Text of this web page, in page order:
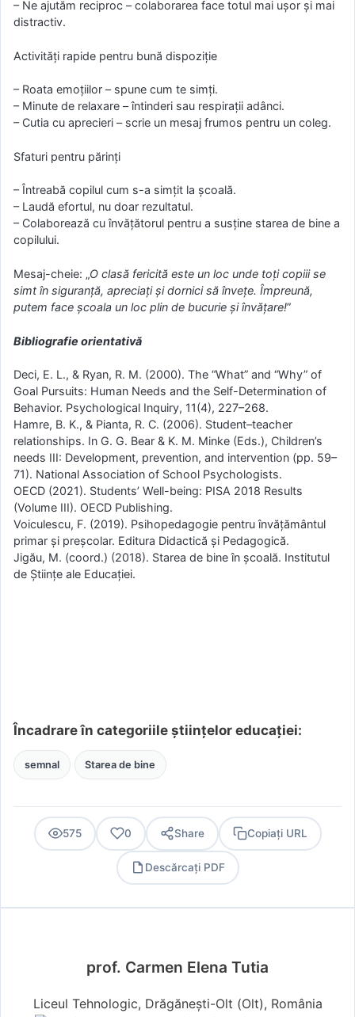
– Ne ajutăm reciproc – colaborarea face totul mai ușor și mai
distractiv.
Activități rapide pentru bună dispoziție
– Roata emoțiilor – spune cum te simți.
– Minute de relaxare – întinderi sau respirații adânci.
– Cutia cu aprecieri – scrie un mesaj frumos pentru un coleg.
Sfaturi pentru părinți
– Întreabă copilul cum s-a simțit la școală.
– Laudă efortul, nu doar rezultatul.
– Colaborează cu învățătorul pentru a susține starea de bine a
copilului.
Mesaj-cheie: „O clasă fericită este un loc unde toți copiii se
simt în siguranță, apreciați și dornici să învețe. Împreună,
putem face școala un loc plin de bucurie și învățare!”
Bibliografie orientativă
Deci, E. L., & Ryan, R. M. (2000). The “What” and “Why” of
Goal Pursuits: Human Needs and the Self-Determination of
Behavior. Psychological Inquiry, 11(4), 227–268.
Hamre, B. K., & Pianta, R. C. (2006). Student–teacher
relationships. In G. G. Bear & K. M. Minke (Eds.), Children’s
needs III: Development, prevention, and intervention (pp. 59–
71). National Association of School Psychologists.
OECD (2021). Students’ Well-being: PISA 2018 Results
(Volume III). OECD Publishing.
Voiculescu, F. (2019). Psihopedagogie pentru învățământul
primar și preșcolar. Editura Didactică și Pedagogică.
Jigău, M. (coord.) (2018). Starea de bine în școală. Institutul
de Științe ale Educației.
Încadrare în categoriile științelor educației:
semnal Starea de bine
575 0 Share Copiați URL
Descărcați PDF
prof. Carmen Elena Tutia
Liceul Tehnologic, Drăgănești-Olt (Olt), România